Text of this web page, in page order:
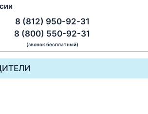
8 (812) 950-92-31
8 (800) 550-92-31
(звонок бесплатный)